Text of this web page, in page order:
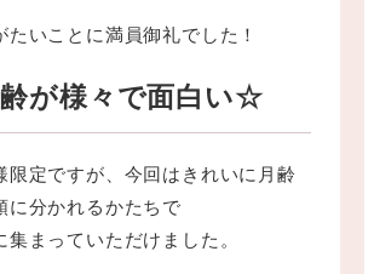
たいことに満員御礼でした！
が様々で面白い☆
限定ですが、今回はきれいに月齢
に分かれるかたちで
まっていただけました。